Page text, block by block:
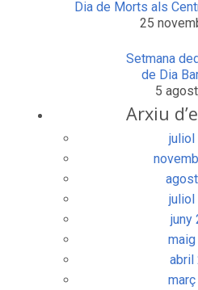
Dia de Morts als
25
Setmana
de Dia
5
Arxiu
juliol
juliol
juny
abril